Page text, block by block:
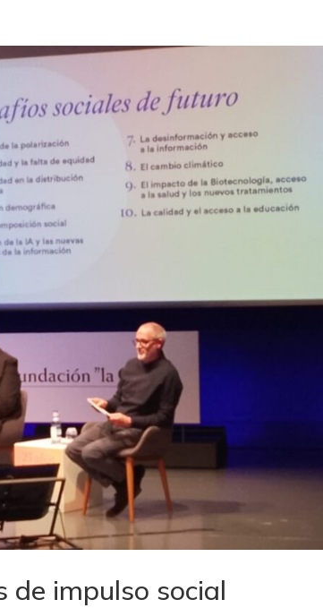
de impulso social